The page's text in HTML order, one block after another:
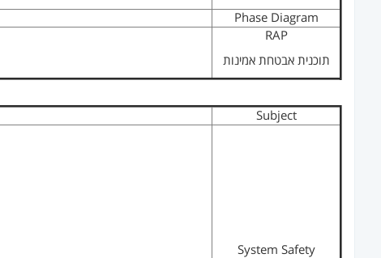
Phase Diagram
RAP
תוכנית אבטחת אמינות
Subject
System Safety